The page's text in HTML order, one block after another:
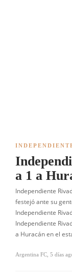
a 1 a
Independiente
festejó ante su
Independiente
Independiente
a Huracán en el
Argentina FC 5 días